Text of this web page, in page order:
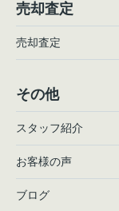
売却査定
売却査定
その他
スタッフ紹介
お客様の声
ブログ